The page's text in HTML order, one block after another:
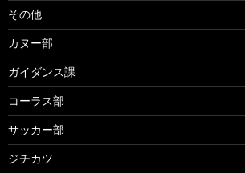
その他
カヌー部
ガイダンス課
コーラス部
サッカー部
ジチカツ